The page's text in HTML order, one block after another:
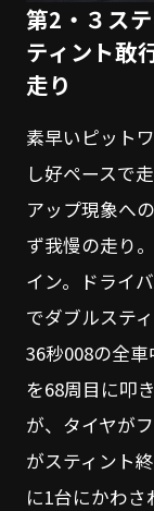
第2・３ス
ティント敢
走り
素早いピット
し好ペースで
アップ現象へ
ず我慢の走り
イン。ドライ
でダブルステ
36秒008の全
を68周目に叩
が、タイヤが
がスティント
に1台にかわ